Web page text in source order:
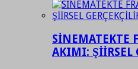
SİNEMATEKTE
AKIMI: ŞİİRSEL